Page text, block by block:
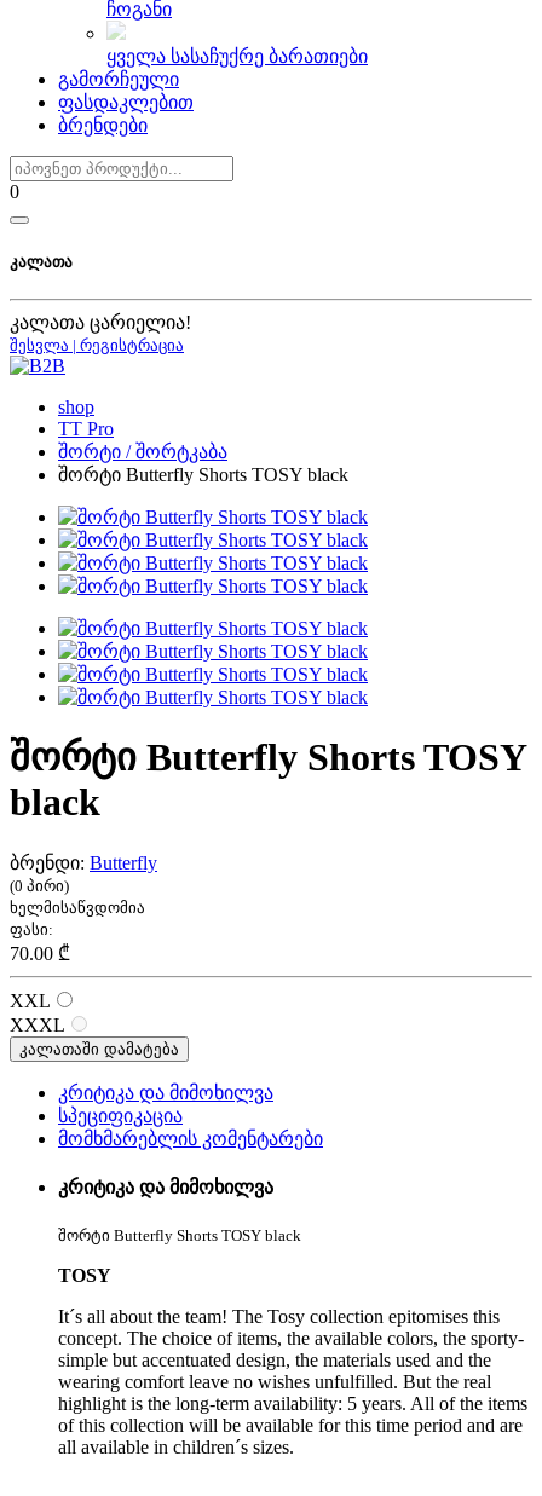
ჩოგანი
ყველა სასაჩუქრე ბარათიები
გამორჩეული
ფასდაკლებით
ბრენდები
0
კალათა
კალათა ცარიელია!
შესვლა | რეგისტრაცია
shop
TT Pro
შორტი / შორტკაბა
შორტი Butterfly Shorts TOSY black
შორტი Butterfly Shorts TOSY
black
ბრენდი: Butterfly
(0 პირი)
ხელმისაწვდომია
ფასი:
70.00 ₾
XXL
XXXL
კალათაში დამატება
კრიტიკა და მიმოხილვა
სპეციფიკაცია
მომხმარებლის კომენტარები
კრიტიკა და მიმოხილვა
შორტი Butterfly Shorts TOSY black
TOSY
It´s all about the team! The Tosy collection epitomises this
concept. The choice of items, the available colors, the sporty-
simple but accentuated design, the materials used and the
wearing comfort leave no wishes unfulfilled. But the real
highlight is the long-term availability: 5 years. All of the items
of this collection will be available for this time period and are
all available in children´s sizes.